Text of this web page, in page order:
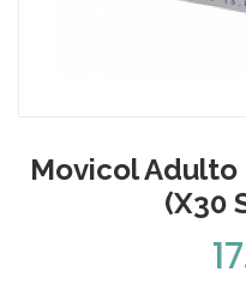
Movicol Adulto
(x30